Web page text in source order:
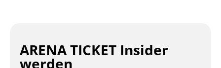
ARENA TICKET Insider
werden